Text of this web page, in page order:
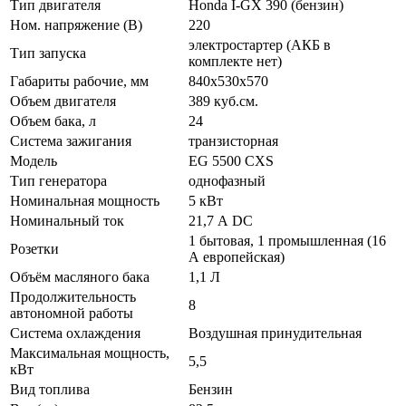
Тип двигателя
Honda I-GX 390 (бензин)
Ном. напряжение (В)
220
Тип запуска
электростартер (АКБ в
комплекте нет)
Габариты рабочие, мм
840х530х570
Объем двигателя
389 куб.см.
Объем бака, л
24
Система зажигания
транзисторная
Модель
EG 5500 CXS
Тип генератора
однофазный
Номинальная мощность
5 кВт
Номинальный ток
21,7 А DC
Розетки
1 бытовая, 1 промышленная (16
А европейская)
Объём масляного бака
1,1 Л
Продолжительность
автономной работы
8
Система охлаждения
Воздушная принудительная
Максимальная мощность,
кВт
5,5
Вид топлива
Бензин